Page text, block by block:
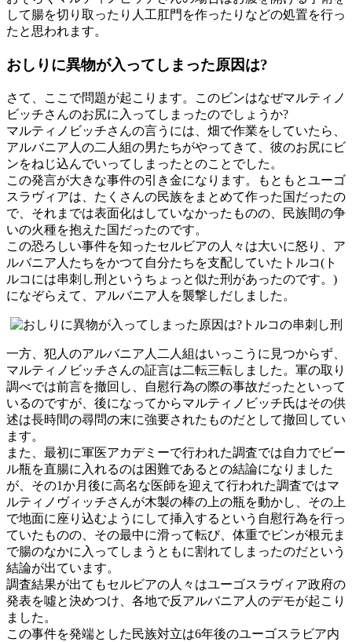
して腸を切り取ったり人工肛門を作ったりなどの処置を行っ
たと思われます。
おしりに異物が入ってしまった原因は?
さて、ここで問題が起こります。このビンはなぜマルティノ
ビッチさんのお尻に入ってしまったのでしょうか?
マルティノビッチさんの言うには、畑で作業をしていたら、
アルバニア人の二人組の男たちがやってきて、彼のお尻にビ
ンをねじ込んでいってしまったとのことでした。
この発言が大きな事件の引き金になります。もともとユーゴ
スラヴィアは、たくさんの民族をまとめて作った国だったの
で、それまでは表面化はしていなかったものの、民族間の争
いの火種を抱えた国だったのです。
この恐ろしい事件を知ったセルビアの人々は大いに怒り、ア
ルバニア人たちをかつて自分たちを支配していたトルコ(ト
ルコには串刺し刑というちょっと似た刑があったのです。)
になぞらえて、アルバニア人を襲撃しだしました。
トルコの串刺し刑
一方、犯人のアルバニア人二人組はいっこうに見つからず、
マルティノビッチさんの証言は二転三転しました。軍の取り
調べでは前言を撤回し、自慰行為の際の事故だったといって
いるのですが、後になってからマルティノビッチ氏はその供
述は長時間の尋問の末に強要されたものだとして撤回してい
ます。
また、最初に軍医アカデミーで行われた調査では自力でビー
ル瓶を直腸に入れるのは困難であるとの結論になりました
が、その1か月後に高名な医師を迎えて行われた調査ではマ
ルティノヴィッチさんが木製の棒の上の瓶を動かし、その上
で地面に座り込むようにして挿入するという自慰行為を行っ
ていたものの、その最中に滑って転び、体重でビンが根元ま
で腸のなかに入ってしまうともに割れてしまったのだという
結論が出ています。
調査結果が出てもセルビアの人々はユーゴスラヴィア政府の
発表を噓と決めつけ、各地で反アルバニア人のデモが起こり
ました。
この事件を発端とした民族対立は6年後のユーゴスラビア内